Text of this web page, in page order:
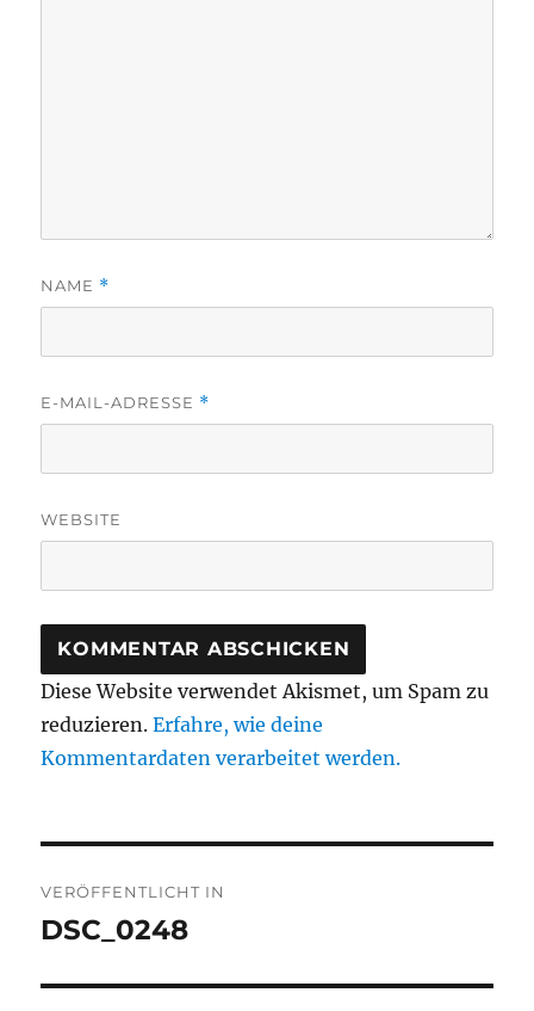
NAME *
E-MAIL-ADRESSE *
WEBSITE
Diese Website verwendet Akismet, um Spam zu
reduzieren.Erfahre, wie deine
Kommentardaten verarbeitet werden.
VERÖFFENTLICHT IN
DSC_0248